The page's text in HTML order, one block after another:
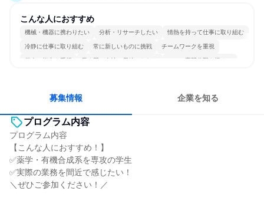
こんな人におすすめ
機械・機器に携わりたい 分析・リサーチしたい 情熱を持って仕事に取り組む
冷静に仕事に取り組む 常に新しいものに挑戦 チームワークを重視
個人の能力を重視 長く同じ会社に居続けられる 一つの専門分野を極める
募集情報 企業を知る
プログラム内容
プログラム内容
【こんな人におすすめ！】
✅薬学・有機合成系を専攻の学生
✅実際の業務を間近で感じたい！
＼ぜひご参加ください！／